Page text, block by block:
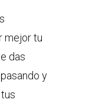
mejor tu
das
y